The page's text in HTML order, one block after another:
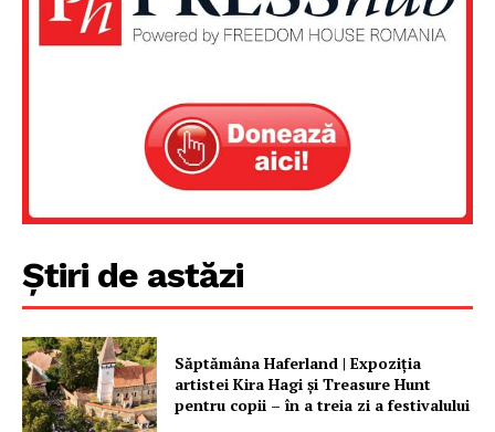
Știri de astăzi
Săptămâna Haferland | Expoziţia
artistei Kira Hagi şi Treasure Hunt
pentru copii – în a treia zi a festivalului